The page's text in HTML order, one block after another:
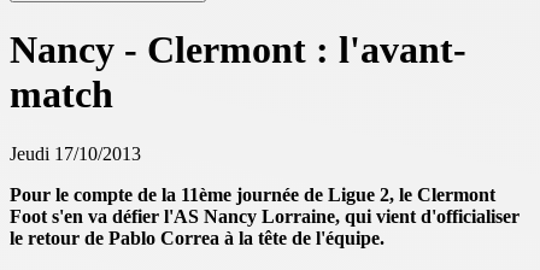
Nancy - Clermont : l'avant-
match
Jeudi 17/10/2013
Pour le compte de la 11ème journée de Ligue 2, le Clermont
Foot s'en va défier l'AS Nancy Lorraine, qui vient d'officialiser
le retour de Pablo Correa à la tête de l'équipe.